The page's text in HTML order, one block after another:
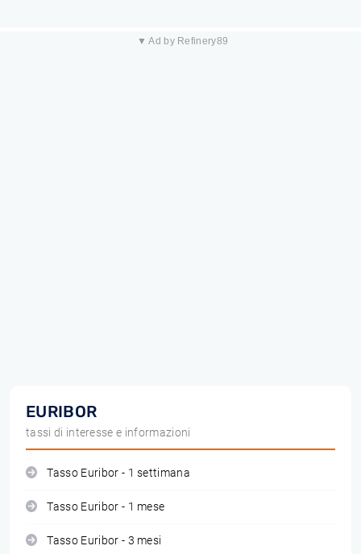
▼ Ad by Refinery89
EURIBOR
tassi di interesse e informazioni
Tasso Euribor - 1 settimana
Tasso Euribor - 1 mese
Tasso Euribor - 3 mesi